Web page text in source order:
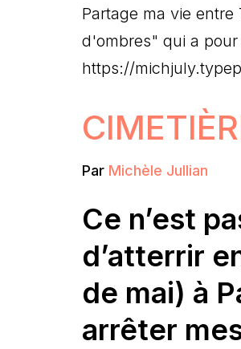
Partage ma vie
d'ombres" qui a
https://
Par Michèle Jullian
Ce n’est
d’atterrir
de mai) à
arrêter